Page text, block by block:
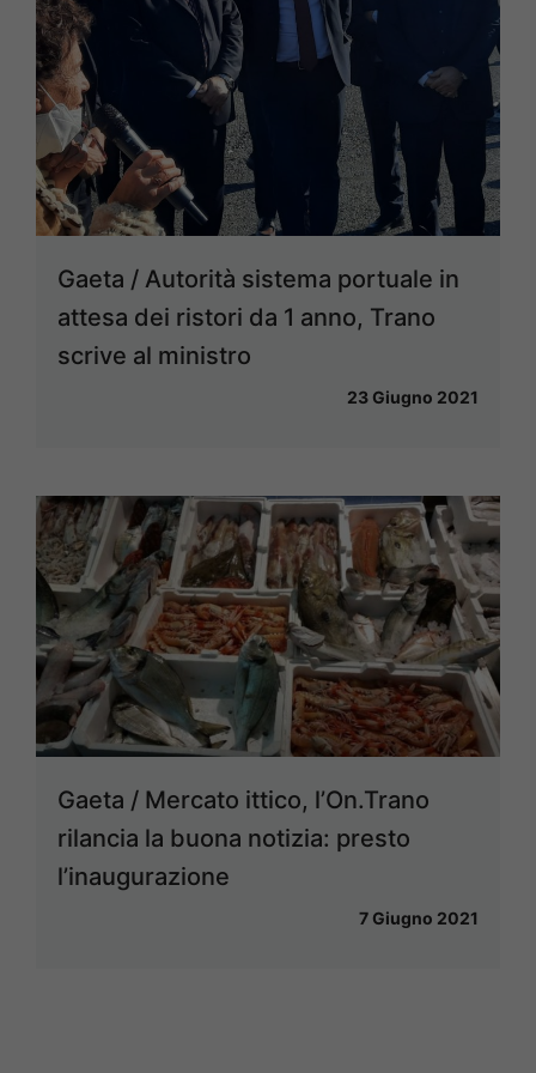
Gaeta / Autorità sistema portuale in
attesa dei ristori da 1 anno, Trano
scrive al ministro
23 Giugno 2021
Gaeta / Mercato ittico, l’On.Trano
rilancia la buona notizia: presto
l’inaugurazione
7 Giugno 2021